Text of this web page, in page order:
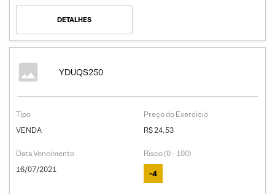
DETALHES
YDUQS250
Tipo
VENDA
Preço do Exercício
R$ 24,53
Data Vencimento
16/07/2021
Risco (0 - 100)
-4